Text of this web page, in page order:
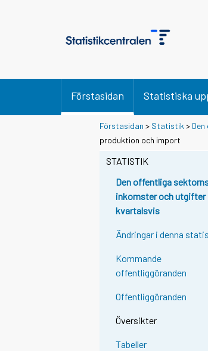
Förstasidan Statistiska
Förstasidan > Statistik >
produktion och import
STATISTIK
Den offentliga
inkomster och utgifter
kvartalsvis
Ändringar i denna
Kommande
offentliggöranden
Offentliggöranden
Översikter
Tabeller